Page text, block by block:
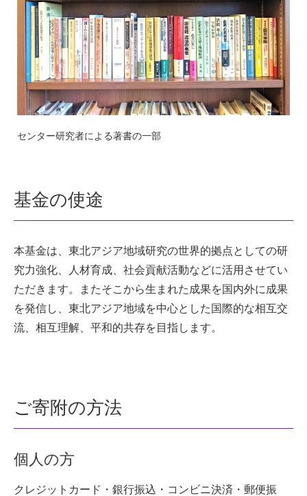
センター研究者による著書の一部
基金の使途
本基金は、東北アジア地域研究の世界的拠点としての研
究力強化、人材育成、社会貢献活動などに活用させてい
ただきます。またそこから生まれた成果を国内外に成果
を発信し、東北アジア地域を中心とした国際的な相互交
流、相互理解、平和的共存を目指します。
ご寄附の方法
個人の方
クレジットカード・銀行振込・コンビニ決済・郵便振